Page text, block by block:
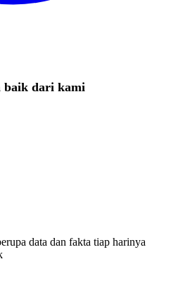
baik dari kami
data dan fakta tiap harinya